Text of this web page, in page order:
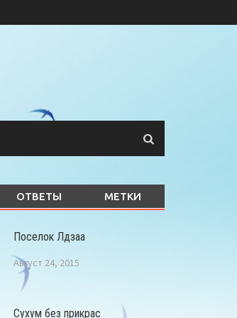
ОТВЕТЫ МЕТКИ
Поселок Лдзаа
Август 24, 2015
Сухум без прикрас